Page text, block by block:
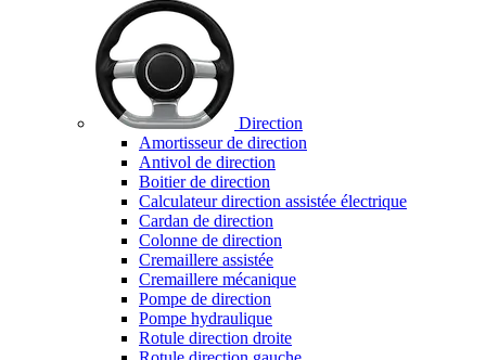
Direction
Amortisseur de direction
Antivol de direction
Boitier de direction
Calculateur direction assistée électrique
Cardan de direction
Colonne de direction
Cremaillere assistée
Cremaillere mécanique
Pompe de direction
Pompe hydraulique
Rotule direction droite